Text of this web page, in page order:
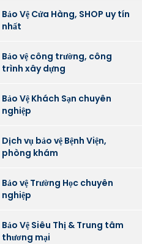
Bảo Vệ Cửa Hàng, SHOP uy tín
nhất
Bảo vệ công trường, công
trình xây dựng
Bảo Vệ Khách Sạn chuyên
nghiệp
Dịch vụ bảo vệ Bệnh Viện,
phòng khám
Bảo vệ Trường Học chuyên
nghiệp
Bảo Vệ Siêu Thị & Trung tâm
thương mại